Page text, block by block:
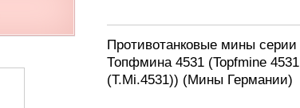
Противотанковые мины серии
Топфмина 4531 (Topfmine 4531
(T.Mi.4531)) (Мины Германии)